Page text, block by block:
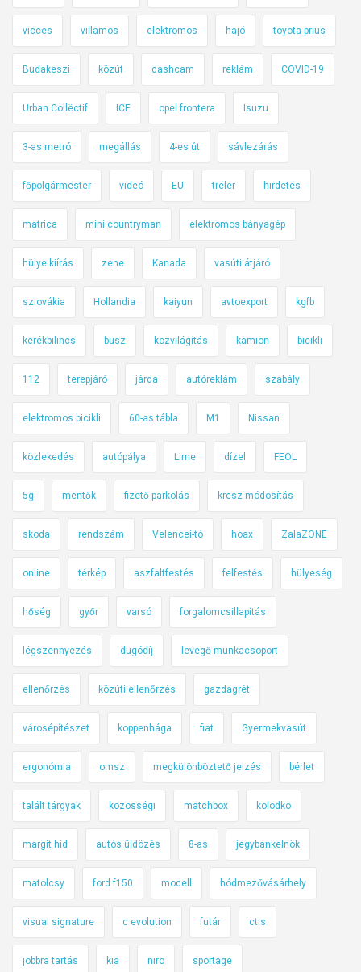
S
T
E
!
vicces villamos elektromos hajó toyota prius
Budakeszi közút dashcam reklám COVID-19
Urban Collëctif ICE opel frontera Isuzu
3-as metró megállás 4-es út sávlezárás
főpolgármester videó EU tréler hirdetés
matrica mini countryman elektromos bányagép
hülye kiírás zene Kanada vasúti átjáró
szlovákia Hollandia kaiyun avtoexport kgfb
kerékbilincs busz közvilágítás kamion bicikli
112 terepjáró járda autóreklám szabály
elektromos bicikli 60-as tábla M1 Nissan
közlekedés autópálya Lime dízel FEOL
5g mentők fizető parkolás kresz-módosítás
skoda rendszám Velencei-tó hoax ZalaZONE
online térkép aszfaltfestés felfestés hülyeség
hőség győr varsó forgalomcsillapítás
légszennyezés dugódíj levegő munkacsoport
ellenőrzés közúti ellenőrzés gazdagrét
városépítészet koppenhága fiat Gyermekvasút
ergonómia omsz megkülönböztető jelzés bérlet
talált tárgyak közösségi matchbox kolodko
margit híd autós üldözés 8-as jegybankelnök
matolcsy ford f150 modell hódmezővásárhely
visual signature c evolution futár ctis
jobbra tartás kia niro sportage